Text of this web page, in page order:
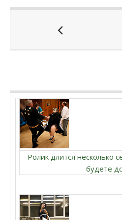
Ролик длится несколько
будете